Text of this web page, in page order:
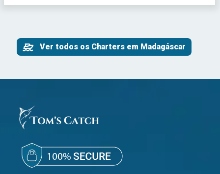
Ver todos os Charters em Madagáscar